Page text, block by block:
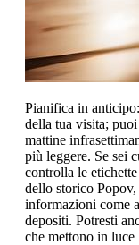
Pianifica in
della tua visita;
mattine
più leggere. Se sei
controlla le
dello storico
informazioni come
depositi. Potresti
che mettono in